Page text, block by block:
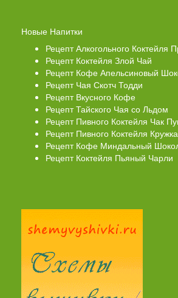
Новые Напитки
Рецепт Алкогольного Коктейля
Рецепт Коктейля Злой Чай
Рецепт Кофе Апельсиновый
Рецепт Чая Скотч Тодди
Рецепт Вкусного Кофе
Рецепт Тайского Чая со Льдом
Рецепт Пивного Коктейля Чак
Рецепт Пивного Коктейля
Рецепт Кофе Миндальный
Рецепт Коктейля Пьяный Чарли